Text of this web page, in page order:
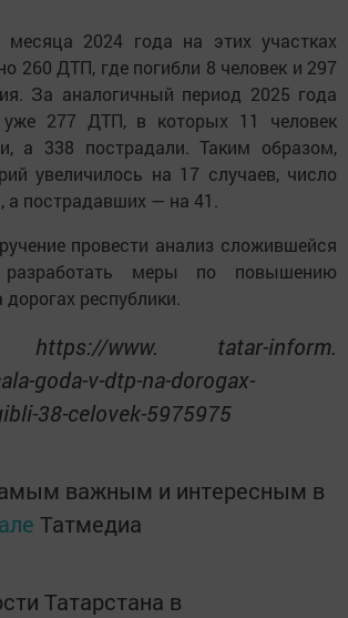
2024 года на этих участках
260 ДТП, где погибли 8 человек и 297
За аналогичный период 2025 года
уже 277 ДТП, в которых 11 человек
а 338 пострадали. Таким образом,
увеличилось на 17 случаев, число
а пострадавших — на 41.
провести анализ сложившейся
меры по повышению
дорогах республики.
https://www. tatar-inform.
goda-v-dtp-na-dorogax-
38-celovek-5975975
важным и интересным в
Татмедиа
Татарстана в